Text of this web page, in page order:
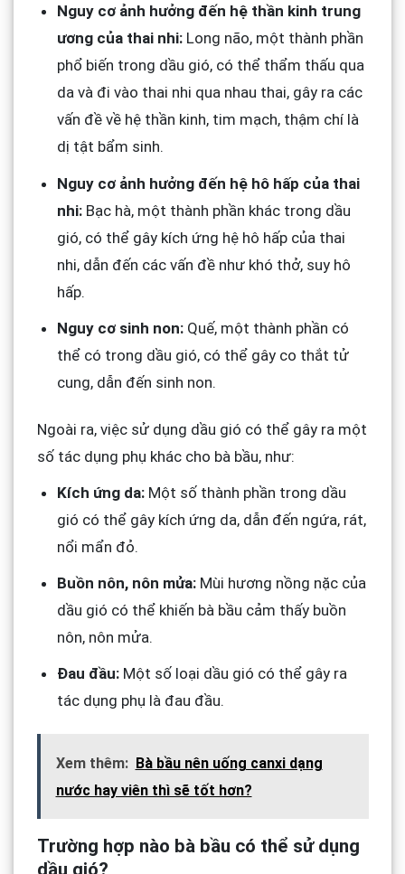
Nguy cơ ảnh hưởng đến hệ thần kinh trung
ương của thai nhi:Long não, một thành phần
phổ biến trong dầu gió, có thể thẩm thấu qua
da và đi vào thai nhi qua nhau thai, gây ra các
vấn đề về hệ thần kinh, tim mạch, thậm chí là
dị tật bẩm sinh.
Nguy cơ ảnh hưởng đến hệ hô hấp của thai
nhi:Bạc hà, một thành phần khác trong dầu
gió, có thể gây kích ứng hệ hô hấp của thai
nhi, dẫn đến các vấn đề như khó thở, suy hô
hấp.
Nguy cơ sinh non:Quế, một thành phần có
thể có trong dầu gió, có thể gây co thắt tử
cung, dẫn đến sinh non.
Ngoài ra, việc sử dụng dầu gió có thể gây ra một
số tác dụng phụ khác cho bà bầu, như:
Kích ứng da:Một số thành phần trong dầu
gió có thể gây kích ứng da, dẫn đến ngứa, rát,
nổi mẩn đỏ.
Buồn nôn, nôn mửa:Mùi hương nồng nặc của
dầu gió có thể khiến bà bầu cảm thấy buồn
nôn, nôn mửa.
Đau đầu:Một số loại dầu gió có thể gây ra
tác dụng phụ là đau đầu.
Xem thêm:
Bà bầu nên uống canxi dạng
nước hay viên thì sẽ tốt hơn?
Trường hợp nào bà bầu có thể sử dụng